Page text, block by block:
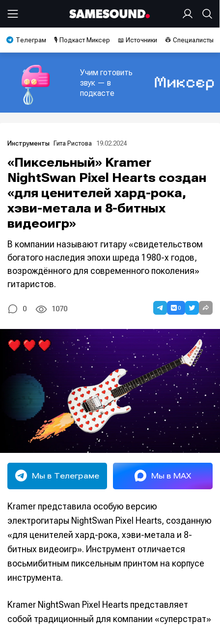
Телеграм 🎙️ Подкаст Миксер 📖 Источники 👷 Специалисты
Учим готовить
звук — в
подкасте
Инструменты Гита Ристова 19.02.2024
«Пиксельный» Kramer
NightSwan Pixel Hearts создан
«для ценителей хард-рока,
хэви-метала и 8-битных
видеоигр»
В компании называют гитару «свидетельством
богатого наследия эпохи шреда 1980-х годов,
возрождённого для современного поколения»
гитаристов.
0 1070 0
Мы в Телеграме Мы в MAX
Kramer представила особую версию
электрогитары NightSwan Pixel Hearts, созданную
«для ценителей хард-рока, хэви-метала и 8-
битных видеоигр». Инструмент отличается
восьмибитным пиксельным принтом на корпусе
инструмента.
Kramer NightSwan Pixel Hearts представляет
собой традиционный для компании «суперстрат»